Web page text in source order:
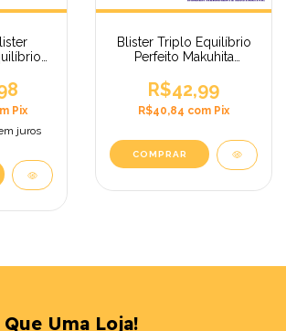
Pix
juros
Blister Triplo Equilíbrio
Perfeito Makuhita
Megaevolução – 3
Boosters
R$42,99
R$40,84 com Pix
Uma Loja!